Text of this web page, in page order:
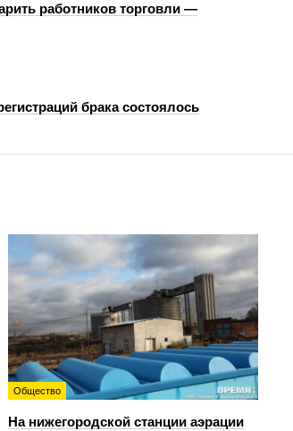
работников торговли —
брака состоялось
Общество
На нижегородской станции аэрации